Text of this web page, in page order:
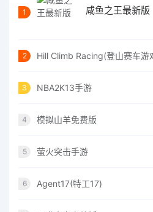
1 咸鱼之王最新版
2 Hill Climb Racing(登山赛车游
3 NBA2K13手游
4 模拟山羊免费版
5 萤火突击手游
6 Agent17(特工17)